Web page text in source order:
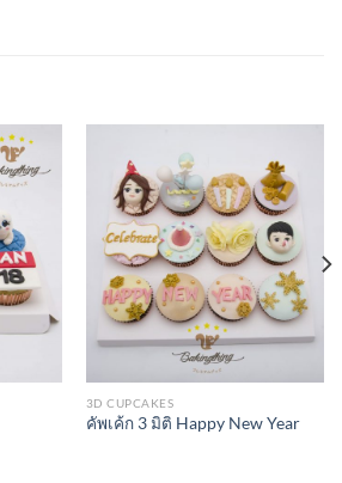
3D CUPCAKES
คัพเค้ก 3 มิติ Happy New Year